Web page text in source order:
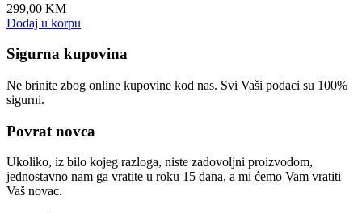
299,00 KM
Dodaj u korpu
Sigurna kupovina
Ne brinite zbog online kupovine kod nas. Svi Vaši podaci su 100%
sigurni.
Povrat novca
Ukoliko, iz bilo kojeg razloga, niste zadovoljni proizvodom,
jednostavno nam ga vratite u roku 15 dana, a mi ćemo Vam vratiti
Vaš novac.